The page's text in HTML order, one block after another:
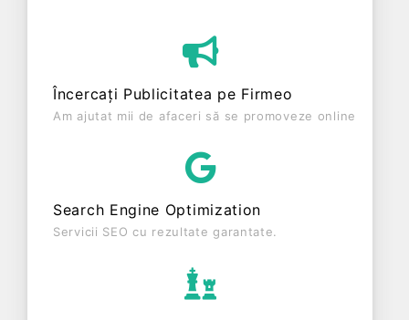
vechime de 28 ani. Conform ultimului bilanț,
societatea a înregistrat un profit de 0 RON și o
operațiunile cu un număr mediu de 0 de salariați
pe ultimul an fiscal. TAPIS-SERV SRL este o
Încercați Publicitatea pe Firmeo
Am ajutat mii de afaceri să se promoveze online
Search Engine Optimization
Servicii SEO cu rezultate garantate.